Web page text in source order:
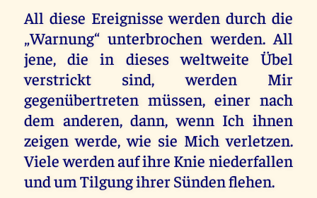
All diese Ereignisse werden durch die
„Warnung“ unterbrochen werden. All
jene, die in dieses weltweite Übel
verstrickt sind, werden Mir
gegenübertreten müssen, einer nach
dem anderen, dann, wenn Ich ihnen
zeigen werde, wie sie Mich verletzen.
Viele werden auf ihre Knie niederfallen
und um Tilgung ihrer Sünden flehen.